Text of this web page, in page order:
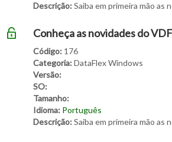
Descrição: Saiba em primeira mão as
Conheça as novidades do
Código: 176
Categoria: DataFlex Windows
Versão:
SO:
Tamanho:
Idioma: Português
Descrição: Saiba em primeira mão as